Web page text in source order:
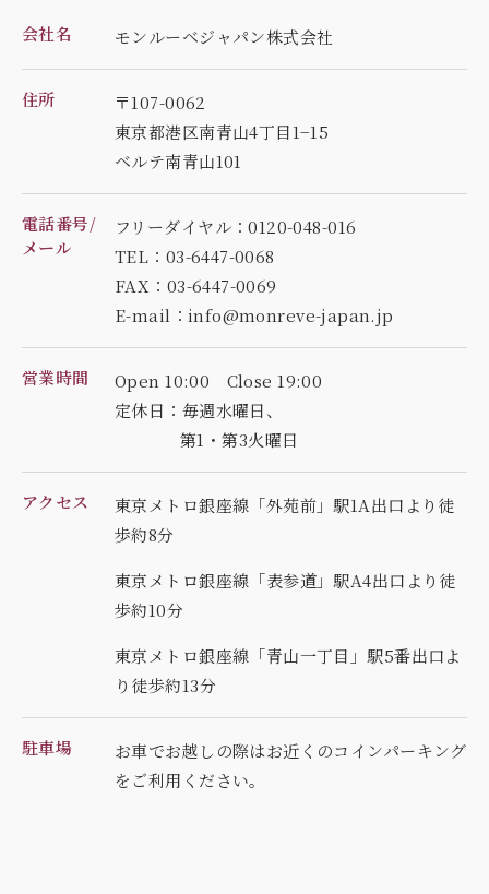
会社名 モンルーベジャパン株式会社
住所
〒107-0062
東京都港区南青山4丁目1−15
ベルテ南青山101
電話番号/
メール
フリーダイヤル：0120-048-016
TEL：03-6447-0068
FAX：03-6447-0069
E-mail：info@monreve-japan.jp
営業時間
Open 10:00 Close 19:00
定休日：毎週水曜日、
第1・第3火曜日
アクセス
東京メトロ銀座線「外苑前」駅1A出口より徒
歩約8分
東京メトロ銀座線「表参道」駅A4出口より徒
歩約10分
東京メトロ銀座線「青山一丁目」駅5番出口よ
り徒歩約13分
駐車場
お車でお越しの際はお近くのコインパーキング
をご利用ください。